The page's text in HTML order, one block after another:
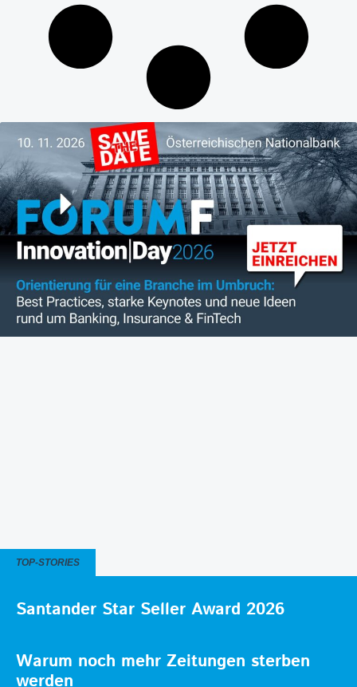
TOP-STORIES
Santander Star Seller Award 2026
Warum noch mehr Zeitungen sterben
werden